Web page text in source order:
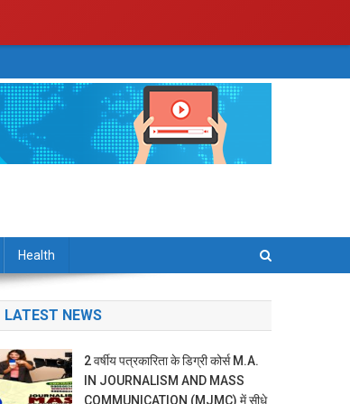
Health
LATEST NEWS
2 वर्षीय पत्रकारिता के डिग्री कोर्स M.A.
IN JOURNALISM AND MASS
COMMUNICATION (MJMC) में सीधे